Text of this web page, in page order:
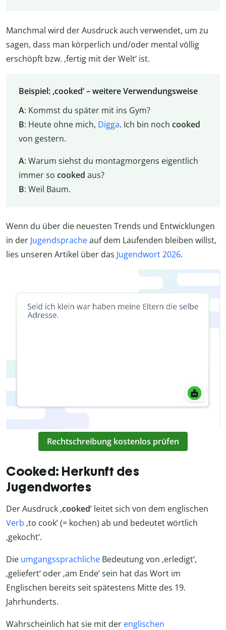
Manchmal wird der Ausdruck auch verwendet, um zu
sagen, dass man körperlich und/oder mental völlig
erschöpft bzw. ‚fertig mit der Welt‘ ist.
Beispiel: ‚cooked‘ – weitere Verwendungsweise
A: Kommst du später mit ins Gym?
B: Heute ohne mich, Digga. Ich bin noch cooked
von gestern.
A: Warum siehst du montagmorgens eigentlich
immer so cooked aus?
B: Weil Baum.
Wenn du über die neuesten Trends und Entwicklungen
in der Jugendspracheauf dem Laufenden bleiben willst,
lies unseren Artikel über das Jugendwort 2026.
Rechtschreibung kostenlos prüfen
Cooked: Herkunft des
Jugendwortes
Der Ausdruck ‚cooked‘ leitet sich von dem englischen
Verb ‚to cook‘ (= kochen) ab und bedeutet wörtlich
‚gekocht‘.
Die umgangssprachliche Bedeutung von ‚erledigt‘,
‚geliefert‘ oder ‚am Ende‘ sein hat das Wort im
Englischen bereits seit spätestens Mitte des 19.
Jahrhunderts.
Wahrscheinlich hat sie mit der englischen